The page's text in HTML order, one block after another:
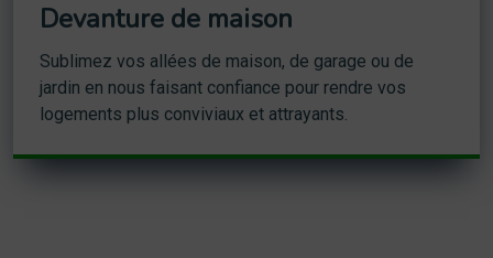
Devanture de maison
Sublimez vos allées de maison, de garage ou de
jardin en nous faisant confiance pour rendre vos
logements plus conviviaux et attrayants.